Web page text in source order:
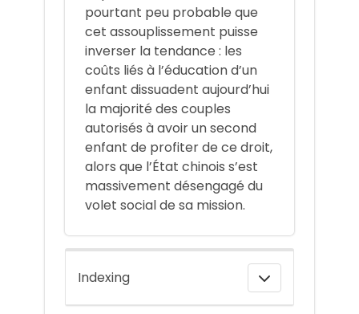
pourtant peu probable que
cet assouplissement puisse
inverser la tendance : les
coûts liés à l’éducation d’un
enfant dissuadent aujourd’hui
la majorité des couples
autorisés à avoir un second
enfant de profiter de ce droit,
alors que l’État chinois s’est
massivement désengagé du
volet social de sa mission.
Indexing